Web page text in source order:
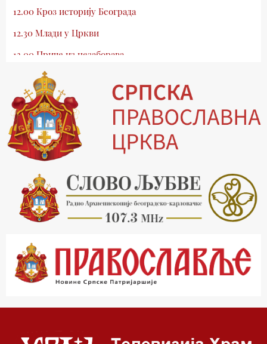
12.00 Кроз историју Београда
12.30 Млади у Цркви
13.00 Приче из незаборава
13.30 Храм културе
14.00 Питања и одговори
15.03 Беседа Патријарха Порфирија
15.15 Молитве
15.30 Манастири на Косову и Метохији
16.03 Српска историјска читанка
16.30 Тврђаве Дунава
17.03 Бит – емисија Ненада Гугла
17.30 Приче из незаборава
18.03 Врлинослов